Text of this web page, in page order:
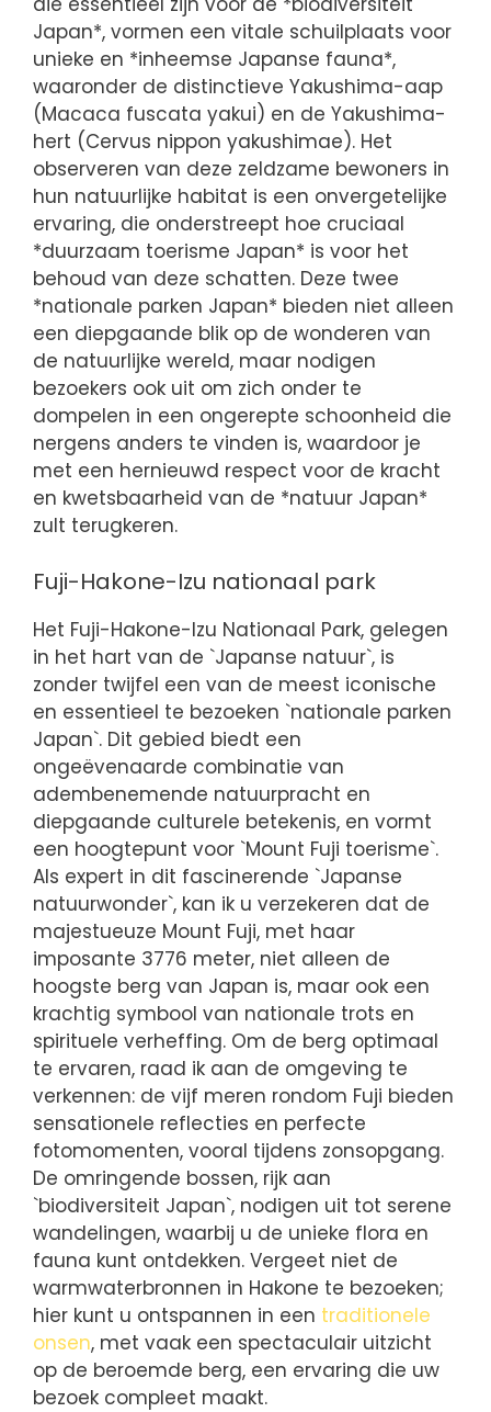
Japan*, vormen een vitale schuilplaats voor
unieke en *inheemse Japanse fauna*,
waaronder de distinctieve Yakushima-aap
(Macaca fuscata yakui) en de Yakushima-
hert (Cervus nippon yakushimae). Het
observeren van deze zeldzame bewoners in
hun natuurlijke habitat is een onvergetelijke
ervaring, die onderstreept hoe cruciaal
*duurzaam toerisme Japan* is voor het
behoud van deze schatten. Deze twee
*nationale parken Japan* bieden niet alleen
een diepgaande blik op de wonderen van
de natuurlijke wereld, maar nodigen
bezoekers ook uit om zich onder te
dompelen in een ongerepte schoonheid die
nergens anders te vinden is, waardoor je
met een hernieuwd respect voor de kracht
en kwetsbaarheid van de *natuur Japan*
zult terugkeren.
Fuji-Hakone-Izu nationaal park
Het Fuji-Hakone-Izu Nationaal Park, gelegen
in het hart van de `Japanse natuur`, is
zonder twijfel een van de meest iconische
en essentieel te bezoeken `nationale parken
Japan`. Dit gebied biedt een
ongeëvenaarde combinatie van
adembenemende natuurpracht en
diepgaande culturele betekenis, en vormt
een hoogtepunt voor `Mount Fuji toerisme`.
Als expert in dit fascinerende `Japanse
natuurwonder`, kan ik u verzekeren dat de
majestueuze Mount Fuji, met haar
imposante 3776 meter, niet alleen de
hoogste berg van Japan is, maar ook een
krachtig symbool van nationale trots en
spirituele verheffing. Om de berg optimaal
te ervaren, raad ik aan de omgeving te
verkennen: de vijf meren rondom Fuji bieden
sensationele reflecties en perfecte
fotomomenten, vooral tijdens zonsopgang.
De omringende bossen, rijk aan
`biodiversiteit Japan`, nodigen uit tot serene
wandelingen, waarbij u de unieke flora en
fauna kunt ontdekken. Vergeet niet de
warmwaterbronnen in Hakone te bezoeken;
hier kunt u ontspannen in een traditionele
onsen, met vaak een spectaculair uitzicht
op de beroemde berg, een ervaring die uw
bezoek compleet maakt.